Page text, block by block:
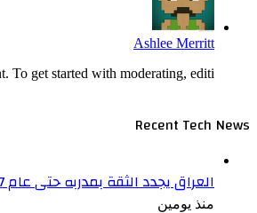
Ashlee Merritt
To get started with moderating, editi...
Recent Tech News
العراق يجدد الثقة بمدربه حتى عام 2027 | رياضة عربية
منذ يومين